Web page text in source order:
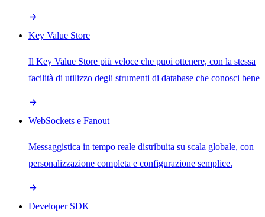
Key Value Store
Il Key Value Store più veloce che puoi ottenere, con la stessa
facilità di utilizzo degli strumenti di database che conosci bene
WebSockets e Fanout
Messaggistica in tempo reale distribuita su scala globale, con
personalizzazione completa e configurazione semplice.
Developer SDK